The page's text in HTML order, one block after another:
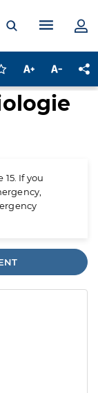
Ouvrir laMenu
Connectez-vous
Augmenter la
If you